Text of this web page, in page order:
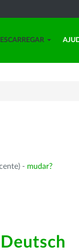
- mudar?
Deutsch